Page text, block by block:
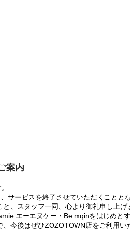
案内
サービスを終了させていただくこととな
、スタッフ一同、心より御礼申し上げ
エーエヌケー・Be mqinをはじめと
今後はぜひZOZOTOWN店をご利用い